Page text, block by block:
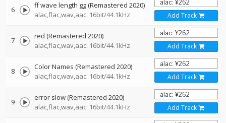
6
ff wave length gg (Remastered 2020)
alac,flac,wav,aac: 16bit/44.1kHz
Add Track
7
red (Remastered 2020)
alac,flac,wav,aac: 16bit/44.1kHz
Add Track
8
Color Names (Remastered 2020)
alac,flac,wav,aac: 16bit/44.1kHz
Add Track
9
error slow (Remastered 2020)
alac,flac,wav,aac: 16bit/44.1kHz
Add Track